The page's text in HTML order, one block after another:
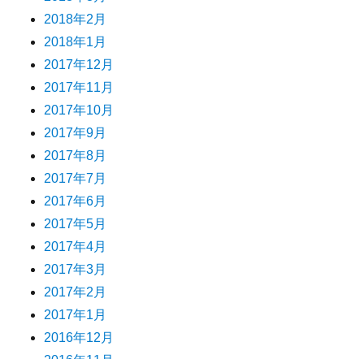
2018年2月
2018年1月
2017年12月
2017年11月
2017年10月
2017年9月
2017年8月
2017年7月
2017年6月
2017年5月
2017年4月
2017年3月
2017年2月
2017年1月
2016年12月